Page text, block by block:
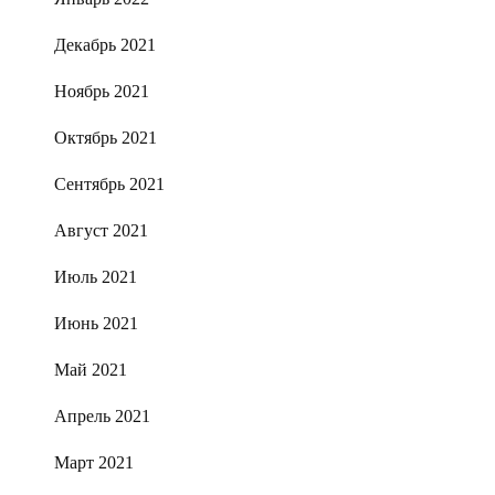
Декабрь 2021
Ноябрь 2021
Октябрь 2021
Сентябрь 2021
Август 2021
Июль 2021
Июнь 2021
Май 2021
Апрель 2021
Март 2021